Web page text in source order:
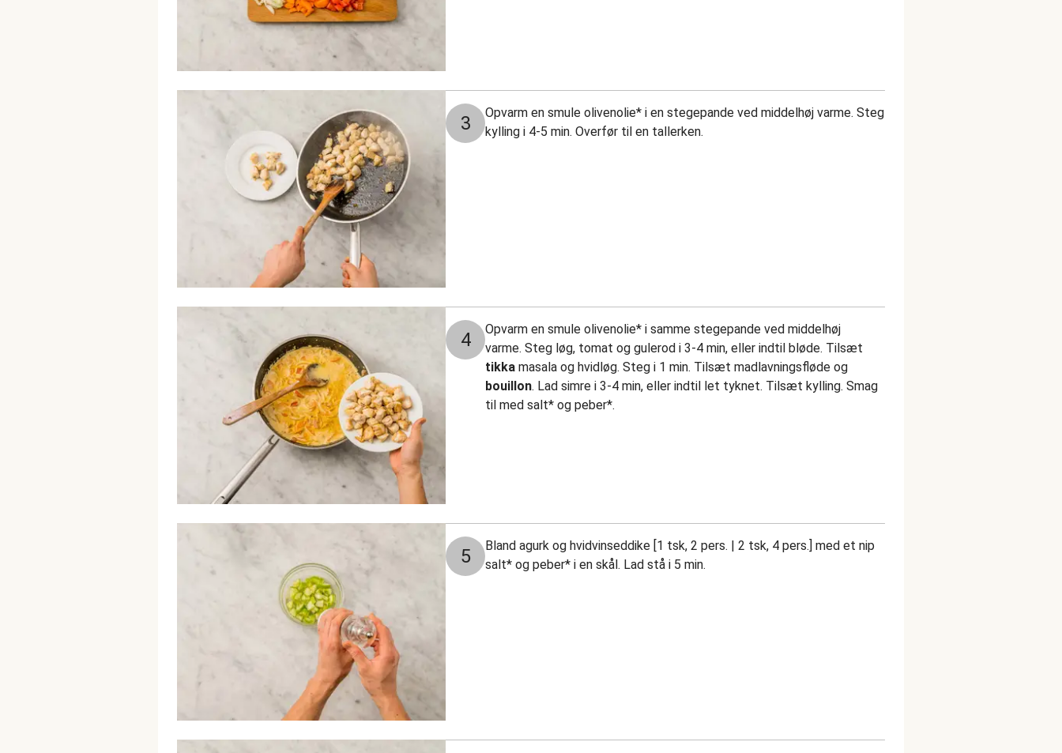
3
Opvarm en smule olivenolie* i en stegepande ved middelhøj varme. Steg
kylling i 4-5 min. Overfør til en tallerken.
4
Opvarm en smule olivenolie* i samme stegepande ved middelhøj
varme. Steg løg, tomat og gulerod i 3-4 min, eller indtil bløde. Tilsæt
tikka masala og hvidløg. Steg i 1 min. Tilsæt madlavningsfløde og
bouillon. Lad simre i 3-4 min, eller indtil let tyknet. Tilsæt kylling. Smag
til med salt* og peber*.
5
Bland agurk og hvidvinseddike [1 tsk, 2 pers. | 2 tsk, 4 pers.] med et nip
salt* og peber* i en skål. Lad stå i 5 min.